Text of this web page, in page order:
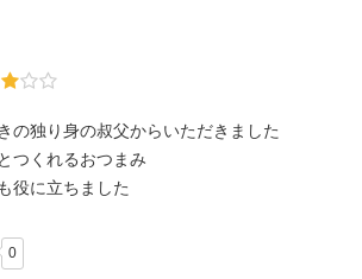
の独り身の叔父からいただきました
つくれるおつまみ
役に立ちました
0